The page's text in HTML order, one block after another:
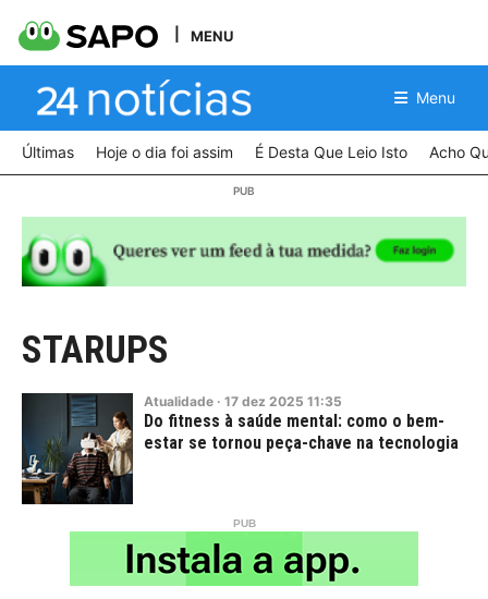
MENU
Menu
Últimas Hoje o dia foi assim É Desta Que Leio Isto Acho
STARUPS
Atualidade · 17 dez 2025 11:35
Do fitness à saúde mental: como o bem-
estar se tornou peça-chave na tecnologia